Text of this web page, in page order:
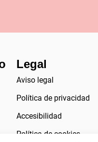
Legal
Aviso legal
Política de privacidad
Accesibilidad
Política de cookies